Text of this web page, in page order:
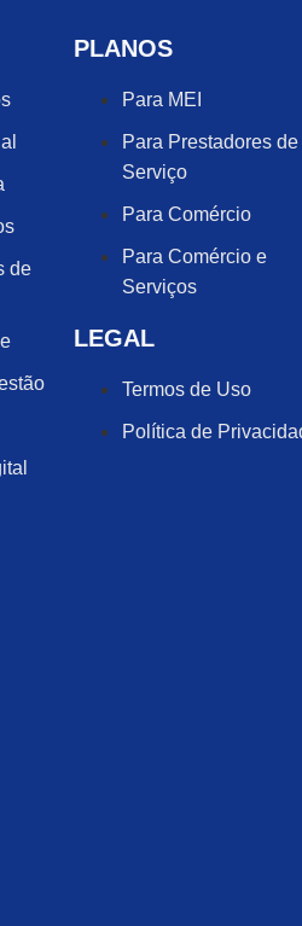
de
PLANOS
Para MEI
Para Prestadores de
Serviço
Para Comércio
Para Comércio e
Serviços
LEGAL
Termos de Uso
Política de